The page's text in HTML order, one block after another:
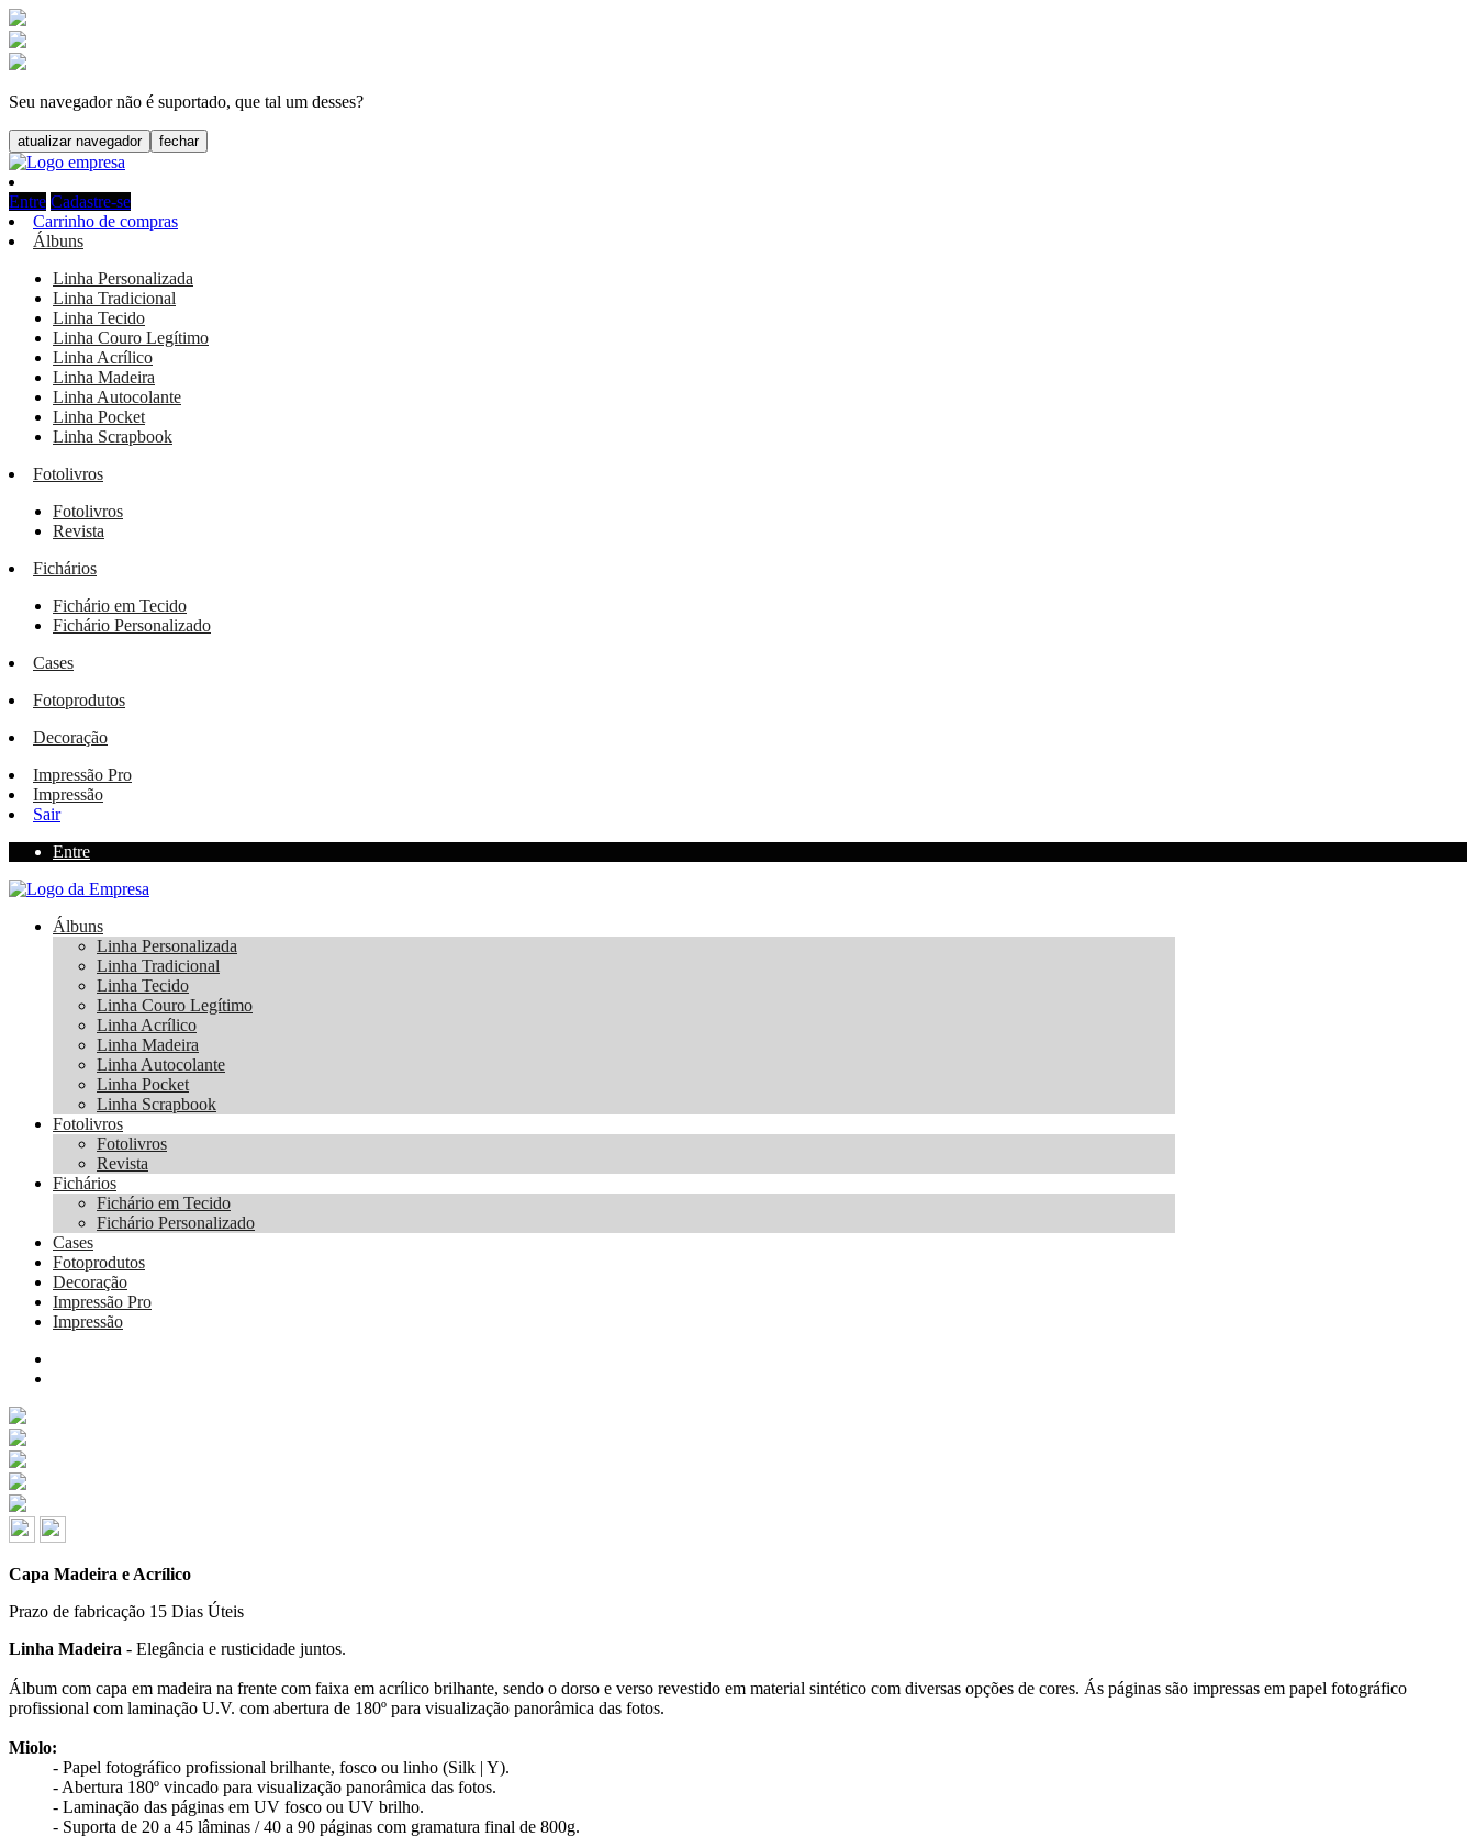
Seu navegador não é suportado, que tal um desses?
atualizar navegador fechar
Entre Cadastre-se
Carrinho de compras
Álbuns
Linha Personalizada
Linha Tradicional
Linha Tecido
Linha Couro Legítimo
Linha Acrílico
Linha Madeira
Linha Autocolante
Linha Pocket
Linha Scrapbook
Fotolivros
Fotolivros
Revista
Fichários
Fichário em Tecido
Fichário Personalizado
Cases
Fotoprodutos
Decoração
Impressão Pro
Impressão
Sair
Entre
Álbuns
Linha Personalizada
Linha Tradicional
Linha Tecido
Linha Couro Legítimo
Linha Acrílico
Linha Madeira
Linha Autocolante
Linha Pocket
Linha Scrapbook
Fotolivros
Fotolivros
Revista
Fichários
Fichário em Tecido
Fichário Personalizado
Cases
Fotoprodutos
Decoração
Impressão Pro
Impressão
Capa Madeira e Acrílico
Prazo de fabricação 15 Dias Úteis
Linha Madeira - Elegância e rusticidade juntos.
Álbum com capa em madeira na frente com faixa em acrílico brilhante, sendo o dorso e verso revestido em material sintético com diversas opções de cores. Ás páginas são impressas em papel fotográfico
profissional com laminação U.V. com abertura de 180º para visualização panorâmica das fotos.
Miolo:
- Papel fotográfico profissional brilhante, fosco ou linho (Silk | Y).
- Abertura 180º vincado para visualização panorâmica das fotos.
- Laminação das páginas em UV fosco ou UV brilho.
- Suporta de 20 a 45 lâminas / 40 a 90 páginas com gramatura final de 800g.